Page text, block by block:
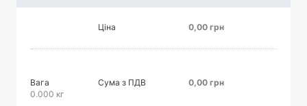
Ціна 0,00 грн
Вага
0.000 кг
Сума з ПДВ 0,00 грн